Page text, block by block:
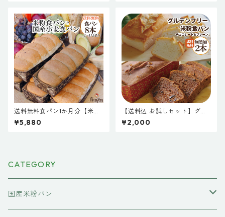
小麦パン
すすめ 美味しい ギフト お取り
寄せ 国産 米粉 お米 個包装 日
持ち 朝食 おやつ スーパー 東
京 プレゼント 保存食 非常食
送料無料食パン1か月分【米粉
食パン＆国産小麦食パンまと
めてお取り寄せ豪華8本セット
ぎパン 玄米パン 五穀パン 送料
¥5,880
【送料込 お試しセット】グル
テンフリー米粉パン お試し2種
セット チョコレート＆プレー
ゼント 保存食 非常食
¥2,000
CATEGORY
国産米粉パン